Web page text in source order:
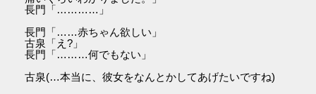
長門「…………」
長門「……赤ちゃん欲しい」
古泉「え?」
長門「………何でもない」
古泉(…本当に、彼女をなんとかしてあげたいですね)